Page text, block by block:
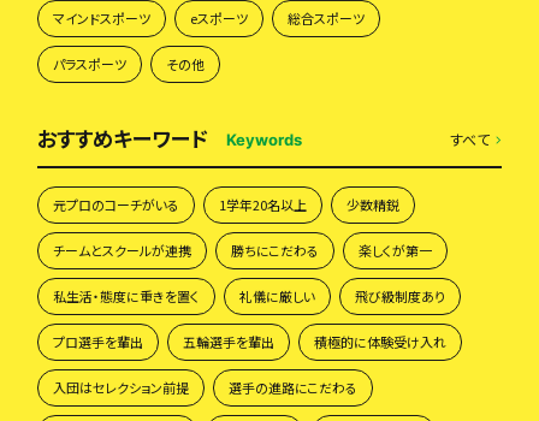
マインドスポーツ eスポーツ 総合スポーツ
パラスポーツ その他
おすすめキーワード Keywords すべて
元プロのコーチがいる 1学年20名以上 少数精鋭
チームとスクールが連携 勝ちにこだわる 楽しくが第一
私生活・態度に重きを置く 礼儀に厳しい 飛び級制度あり
プロ選手を輩出 五輪選手を輩出 積極的に体験受け入れ
入団はセレクション前提 選手の進路にこだわる